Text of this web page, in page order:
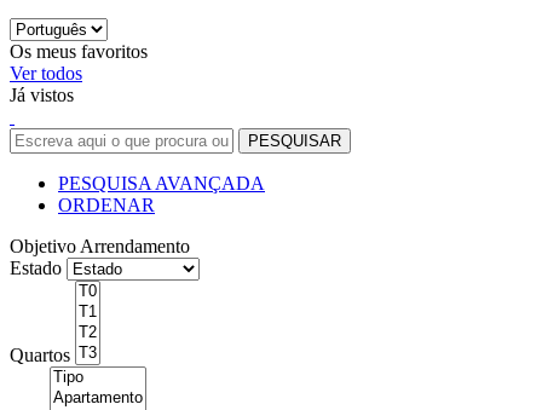
Os meus favoritos
Ver todos
Já vistos
PESQUISA AVANÇADA
ORDENAR
Objetivo Arrendamento
Estado
Quartos